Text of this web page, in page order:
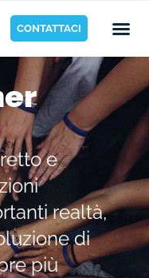
CONTATTACI
e
realtà,
di
più